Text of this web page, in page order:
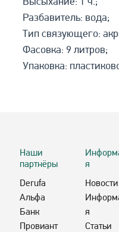
Разбавитель: вода;
Тип связующего:
Фасовка: 9 литров;
Упаковка:
Наши
партнёры
Derufa
Альфа
Банк
Провиант
я
Новости
я
Статьи